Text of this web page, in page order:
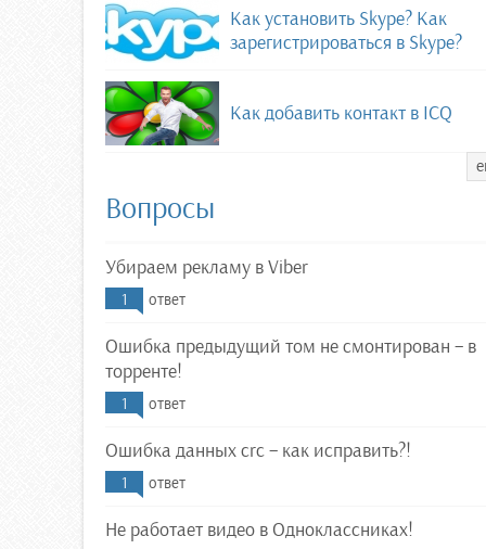
Как установить Skype? Как
зарегистрироваться в Skype?
Как добавить контакт в ICQ
Вопросы
Убираем рекламу в Viber
1 ответ
Ошибка предыдущий том не смонтирован – в
торренте!
1 ответ
Ошибка данных crc – как исправить?!
1 ответ
Не работает видео в Одноклассниках!